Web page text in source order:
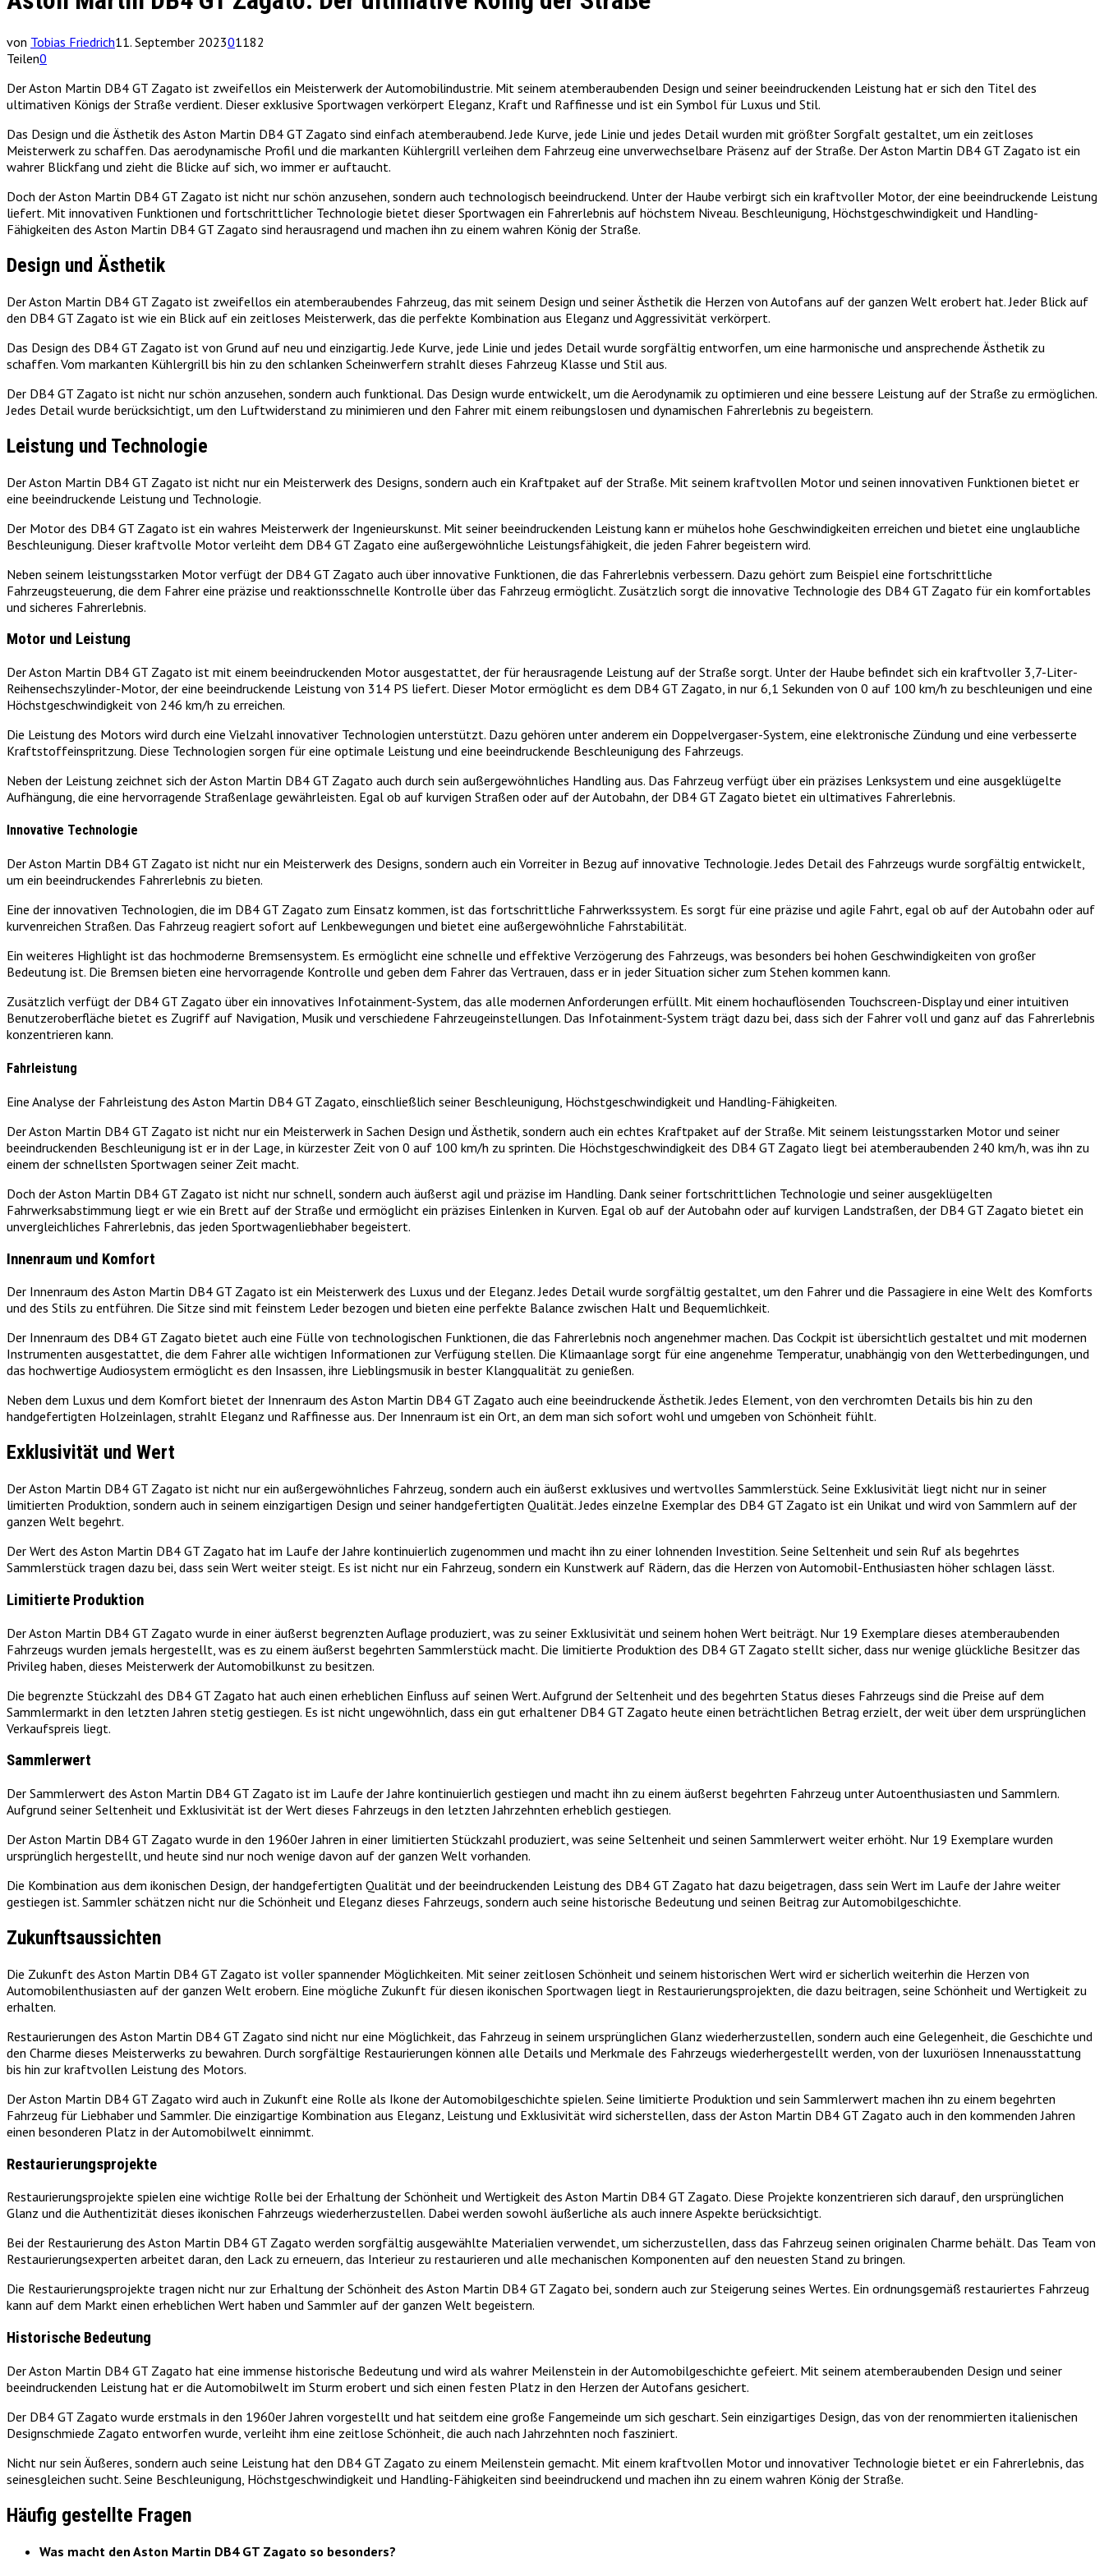
von Tobias Friedrich11. September 202301182
Teilen0
Der Aston Martin DB4 GT Zagato ist zweifellos ein Meisterwerk der Automobilindustrie. Mit seinem atemberaubenden Design und seiner beeindruckenden Leistung hat er sich den Titel des
ultimativen Königs der Straße verdient. Dieser exklusive Sportwagen verkörpert Eleganz, Kraft und Raffinesse und ist ein Symbol für Luxus und Stil.
Das Design und die Ästhetik des Aston Martin DB4 GT Zagato sind einfach atemberaubend. Jede Kurve, jede Linie und jedes Detail wurden mit größter Sorgfalt gestaltet, um ein zeitloses
Meisterwerk zu schaffen. Das aerodynamische Profil und die markanten Kühlergrill verleihen dem Fahrzeug eine unverwechselbare Präsenz auf der Straße. Der Aston Martin DB4 GT Zagato ist ein
wahrer Blickfang und zieht die Blicke auf sich, wo immer er auftaucht.
Doch der Aston Martin DB4 GT Zagato ist nicht nur schön anzusehen, sondern auch technologisch beeindruckend. Unter der Haube verbirgt sich ein kraftvoller Motor, der eine beeindruckende Leistung
liefert. Mit innovativen Funktionen und fortschrittlicher Technologie bietet dieser Sportwagen ein Fahrerlebnis auf höchstem Niveau. Beschleunigung, Höchstgeschwindigkeit und Handling-
Fähigkeiten des Aston Martin DB4 GT Zagato sind herausragend und machen ihn zu einem wahren König der Straße.
Design und Ästhetik
Der Aston Martin DB4 GT Zagato ist zweifellos ein atemberaubendes Fahrzeug, das mit seinem Design und seiner Ästhetik die Herzen von Autofans auf der ganzen Welt erobert hat. Jeder Blick auf
den DB4 GT Zagato ist wie ein Blick auf ein zeitloses Meisterwerk, das die perfekte Kombination aus Eleganz und Aggressivität verkörpert.
Das Design des DB4 GT Zagato ist von Grund auf neu und einzigartig. Jede Kurve, jede Linie und jedes Detail wurde sorgfältig entworfen, um eine harmonische und ansprechende Ästhetik zu
schaffen. Vom markanten Kühlergrill bis hin zu den schlanken Scheinwerfern strahlt dieses Fahrzeug Klasse und Stil aus.
Der DB4 GT Zagato ist nicht nur schön anzusehen, sondern auch funktional. Das Design wurde entwickelt, um die Aerodynamik zu optimieren und eine bessere Leistung auf der Straße zu ermöglichen.
Jedes Detail wurde berücksichtigt, um den Luftwiderstand zu minimieren und den Fahrer mit einem reibungslosen und dynamischen Fahrerlebnis zu begeistern.
Leistung und Technologie
Der Aston Martin DB4 GT Zagato ist nicht nur ein Meisterwerk des Designs, sondern auch ein Kraftpaket auf der Straße. Mit seinem kraftvollen Motor und seinen innovativen Funktionen bietet er
eine beeindruckende Leistung und Technologie.
Der Motor des DB4 GT Zagato ist ein wahres Meisterwerk der Ingenieurskunst. Mit seiner beeindruckenden Leistung kann er mühelos hohe Geschwindigkeiten erreichen und bietet eine unglaubliche
Beschleunigung. Dieser kraftvolle Motor verleiht dem DB4 GT Zagato eine außergewöhnliche Leistungsfähigkeit, die jeden Fahrer begeistern wird.
Neben seinem leistungsstarken Motor verfügt der DB4 GT Zagato auch über innovative Funktionen, die das Fahrerlebnis verbessern. Dazu gehört zum Beispiel eine fortschrittliche
Fahrzeugsteuerung, die dem Fahrer eine präzise und reaktionsschnelle Kontrolle über das Fahrzeug ermöglicht. Zusätzlich sorgt die innovative Technologie des DB4 GT Zagato für ein komfortables
und sicheres Fahrerlebnis.
Motor und Leistung
Der Aston Martin DB4 GT Zagato ist mit einem beeindruckenden Motor ausgestattet, der für herausragende Leistung auf der Straße sorgt. Unter der Haube befindet sich ein kraftvoller 3,7-Liter-
Reihensechszylinder-Motor, der eine beeindruckende Leistung von 314 PS liefert. Dieser Motor ermöglicht es dem DB4 GT Zagato, in nur 6,1 Sekunden von 0 auf 100 km/h zu beschleunigen und eine
Höchstgeschwindigkeit von 246 km/h zu erreichen.
Die Leistung des Motors wird durch eine Vielzahl innovativer Technologien unterstützt. Dazu gehören unter anderem ein Doppelvergaser-System, eine elektronische Zündung und eine verbesserte
Kraftstoffeinspritzung. Diese Technologien sorgen für eine optimale Leistung und eine beeindruckende Beschleunigung des Fahrzeugs.
Neben der Leistung zeichnet sich der Aston Martin DB4 GT Zagato auch durch sein außergewöhnliches Handling aus. Das Fahrzeug verfügt über ein präzises Lenksystem und eine ausgeklügelte
Aufhängung, die eine hervorragende Straßenlage gewährleisten. Egal ob auf kurvigen Straßen oder auf der Autobahn, der DB4 GT Zagato bietet ein ultimatives Fahrerlebnis.
Innovative Technologie
Der Aston Martin DB4 GT Zagato ist nicht nur ein Meisterwerk des Designs, sondern auch ein Vorreiter in Bezug auf innovative Technologie. Jedes Detail des Fahrzeugs wurde sorgfältig entwickelt,
um ein beeindruckendes Fahrerlebnis zu bieten.
Eine der innovativen Technologien, die im DB4 GT Zagato zum Einsatz kommen, ist das fortschrittliche Fahrwerkssystem. Es sorgt für eine präzise und agile Fahrt, egal ob auf der Autobahn oder auf
kurvenreichen Straßen. Das Fahrzeug reagiert sofort auf Lenkbewegungen und bietet eine außergewöhnliche Fahrstabilität.
Ein weiteres Highlight ist das hochmoderne Bremsensystem. Es ermöglicht eine schnelle und effektive Verzögerung des Fahrzeugs, was besonders bei hohen Geschwindigkeiten von großer
Bedeutung ist. Die Bremsen bieten eine hervorragende Kontrolle und geben dem Fahrer das Vertrauen, dass er in jeder Situation sicher zum Stehen kommen kann.
Zusätzlich verfügt der DB4 GT Zagato über ein innovatives Infotainment-System, das alle modernen Anforderungen erfüllt. Mit einem hochauflösenden Touchscreen-Display und einer intuitiven
Benutzeroberfläche bietet es Zugriff auf Navigation, Musik und verschiedene Fahrzeugeinstellungen. Das Infotainment-System trägt dazu bei, dass sich der Fahrer voll und ganz auf das Fahrerlebnis
konzentrieren kann.
Fahrleistung
Eine Analyse der Fahrleistung des Aston Martin DB4 GT Zagato, einschließlich seiner Beschleunigung, Höchstgeschwindigkeit und Handling-Fähigkeiten.
Der Aston Martin DB4 GT Zagato ist nicht nur ein Meisterwerk in Sachen Design und Ästhetik, sondern auch ein echtes Kraftpaket auf der Straße. Mit seinem leistungsstarken Motor und seiner
beeindruckenden Beschleunigung ist er in der Lage, in kürzester Zeit von 0 auf 100 km/h zu sprinten. Die Höchstgeschwindigkeit des DB4 GT Zagato liegt bei atemberaubenden 240 km/h, was ihn zu
einem der schnellsten Sportwagen seiner Zeit macht.
Doch der Aston Martin DB4 GT Zagato ist nicht nur schnell, sondern auch äußerst agil und präzise im Handling. Dank seiner fortschrittlichen Technologie und seiner ausgeklügelten
Fahrwerksabstimmung liegt er wie ein Brett auf der Straße und ermöglicht ein präzises Einlenken in Kurven. Egal ob auf der Autobahn oder auf kurvigen Landstraßen, der DB4 GT Zagato bietet ein
unvergleichliches Fahrerlebnis, das jeden Sportwagenliebhaber begeistert.
Innenraum und Komfort
Der Innenraum des Aston Martin DB4 GT Zagato ist ein Meisterwerk des Luxus und der Eleganz. Jedes Detail wurde sorgfältig gestaltet, um den Fahrer und die Passagiere in eine Welt des Komforts
und des Stils zu entführen. Die Sitze sind mit feinstem Leder bezogen und bieten eine perfekte Balance zwischen Halt und Bequemlichkeit.
Der Innenraum des DB4 GT Zagato bietet auch eine Fülle von technologischen Funktionen, die das Fahrerlebnis noch angenehmer machen. Das Cockpit ist übersichtlich gestaltet und mit modernen
Instrumenten ausgestattet, die dem Fahrer alle wichtigen Informationen zur Verfügung stellen. Die Klimaanlage sorgt für eine angenehme Temperatur, unabhängig von den Wetterbedingungen, und
das hochwertige Audiosystem ermöglicht es den Insassen, ihre Lieblingsmusik in bester Klangqualität zu genießen.
Neben dem Luxus und dem Komfort bietet der Innenraum des Aston Martin DB4 GT Zagato auch eine beeindruckende Ästhetik. Jedes Element, von den verchromten Details bis hin zu den
handgefertigten Holzeinlagen, strahlt Eleganz und Raffinesse aus. Der Innenraum ist ein Ort, an dem man sich sofort wohl und umgeben von Schönheit fühlt.
Exklusivität und Wert
Der Aston Martin DB4 GT Zagato ist nicht nur ein außergewöhnliches Fahrzeug, sondern auch ein äußerst exklusives und wertvolles Sammlerstück. Seine Exklusivität liegt nicht nur in seiner
limitierten Produktion, sondern auch in seinem einzigartigen Design und seiner handgefertigten Qualität. Jedes einzelne Exemplar des DB4 GT Zagato ist ein Unikat und wird von Sammlern auf der
ganzen Welt begehrt.
Der Wert des Aston Martin DB4 GT Zagato hat im Laufe der Jahre kontinuierlich zugenommen und macht ihn zu einer lohnenden Investition. Seine Seltenheit und sein Ruf als begehrtes
Sammlerstück tragen dazu bei, dass sein Wert weiter steigt. Es ist nicht nur ein Fahrzeug, sondern ein Kunstwerk auf Rädern, das die Herzen von Automobil-Enthusiasten höher schlagen lässt.
Limitierte Produktion
Der Aston Martin DB4 GT Zagato wurde in einer äußerst begrenzten Auflage produziert, was zu seiner Exklusivität und seinem hohen Wert beiträgt. Nur 19 Exemplare dieses atemberaubenden
Fahrzeugs wurden jemals hergestellt, was es zu einem äußerst begehrten Sammlerstück macht. Die limitierte Produktion des DB4 GT Zagato stellt sicher, dass nur wenige glückliche Besitzer das
Privileg haben, dieses Meisterwerk der Automobilkunst zu besitzen.
Die begrenzte Stückzahl des DB4 GT Zagato hat auch einen erheblichen Einfluss auf seinen Wert. Aufgrund der Seltenheit und des begehrten Status dieses Fahrzeugs sind die Preise auf dem
Sammlermarkt in den letzten Jahren stetig gestiegen. Es ist nicht ungewöhnlich, dass ein gut erhaltener DB4 GT Zagato heute einen beträchtlichen Betrag erzielt, der weit über dem ursprünglichen
Verkaufspreis liegt.
Sammlerwert
Der Sammlerwert des Aston Martin DB4 GT Zagato ist im Laufe der Jahre kontinuierlich gestiegen und macht ihn zu einem äußerst begehrten Fahrzeug unter Autoenthusiasten und Sammlern.
Aufgrund seiner Seltenheit und Exklusivität ist der Wert dieses Fahrzeugs in den letzten Jahrzehnten erheblich gestiegen.
Der Aston Martin DB4 GT Zagato wurde in den 1960er Jahren in einer limitierten Stückzahl produziert, was seine Seltenheit und seinen Sammlerwert weiter erhöht. Nur 19 Exemplare wurden
ursprünglich hergestellt, und heute sind nur noch wenige davon auf der ganzen Welt vorhanden.
Die Kombination aus dem ikonischen Design, der handgefertigten Qualität und der beeindruckenden Leistung des DB4 GT Zagato hat dazu beigetragen, dass sein Wert im Laufe der Jahre weiter
gestiegen ist. Sammler schätzen nicht nur die Schönheit und Eleganz dieses Fahrzeugs, sondern auch seine historische Bedeutung und seinen Beitrag zur Automobilgeschichte.
Zukunftsaussichten
Die Zukunft des Aston Martin DB4 GT Zagato ist voller spannender Möglichkeiten. Mit seiner zeitlosen Schönheit und seinem historischen Wert wird er sicherlich weiterhin die Herzen von
Automobilenthusiasten auf der ganzen Welt erobern. Eine mögliche Zukunft für diesen ikonischen Sportwagen liegt in Restaurierungsprojekten, die dazu beitragen, seine Schönheit und Wertigkeit zu
erhalten.
Restaurierungen des Aston Martin DB4 GT Zagato sind nicht nur eine Möglichkeit, das Fahrzeug in seinem ursprünglichen Glanz wiederherzustellen, sondern auch eine Gelegenheit, die Geschichte und
den Charme dieses Meisterwerks zu bewahren. Durch sorgfältige Restaurierungen können alle Details und Merkmale des Fahrzeugs wiederhergestellt werden, von der luxuriösen Innenausstattung
bis hin zur kraftvollen Leistung des Motors.
Der Aston Martin DB4 GT Zagato wird auch in Zukunft eine Rolle als Ikone der Automobilgeschichte spielen. Seine limitierte Produktion und sein Sammlerwert machen ihn zu einem begehrten
Fahrzeug für Liebhaber und Sammler. Die einzigartige Kombination aus Eleganz, Leistung und Exklusivität wird sicherstellen, dass der Aston Martin DB4 GT Zagato auch in den kommenden Jahren
einen besonderen Platz in der Automobilwelt einnimmt.
Restaurierungsprojekte
Restaurierungsprojekte spielen eine wichtige Rolle bei der Erhaltung der Schönheit und Wertigkeit des Aston Martin DB4 GT Zagato. Diese Projekte konzentrieren sich darauf, den ursprünglichen
Glanz und die Authentizität dieses ikonischen Fahrzeugs wiederherzustellen. Dabei werden sowohl äußerliche als auch innere Aspekte berücksichtigt.
Bei der Restaurierung des Aston Martin DB4 GT Zagato werden sorgfältig ausgewählte Materialien verwendet, um sicherzustellen, dass das Fahrzeug seinen originalen Charme behält. Das Team von
Restaurierungsexperten arbeitet daran, den Lack zu erneuern, das Interieur zu restaurieren und alle mechanischen Komponenten auf den neuesten Stand zu bringen.
Die Restaurierungsprojekte tragen nicht nur zur Erhaltung der Schönheit des Aston Martin DB4 GT Zagato bei, sondern auch zur Steigerung seines Wertes. Ein ordnungsgemäß restauriertes Fahrzeug
kann auf dem Markt einen erheblichen Wert haben und Sammler auf der ganzen Welt begeistern.
Historische Bedeutung
Der Aston Martin DB4 GT Zagato hat eine immense historische Bedeutung und wird als wahrer Meilenstein in der Automobilgeschichte gefeiert. Mit seinem atemberaubenden Design und seiner
beeindruckenden Leistung hat er die Automobilwelt im Sturm erobert und sich einen festen Platz in den Herzen der Autofans gesichert.
Der DB4 GT Zagato wurde erstmals in den 1960er Jahren vorgestellt und hat seitdem eine große Fangemeinde um sich geschart. Sein einzigartiges Design, das von der renommierten italienischen
Designschmiede Zagato entworfen wurde, verleiht ihm eine zeitlose Schönheit, die auch nach Jahrzehnten noch fasziniert.
Nicht nur sein Äußeres, sondern auch seine Leistung hat den DB4 GT Zagato zu einem Meilenstein gemacht. Mit einem kraftvollen Motor und innovativer Technologie bietet er ein Fahrerlebnis, das
seinesgleichen sucht. Seine Beschleunigung, Höchstgeschwindigkeit und Handling-Fähigkeiten sind beeindruckend und machen ihn zu einem wahren König der Straße.
Häufig gestellte Fragen
Was macht den Aston Martin DB4 GT Zagato so besonders?